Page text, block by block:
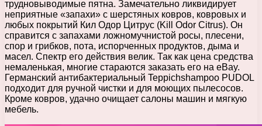
трудновыводимые пятна. Замечательно ликвидирует
неприятные «запахи» с шерстяных ковров, ковровых и
любых покрытий Кил Одор Цитрус (Kill Odor Citrus). Он
справится с запахами ложномучнистой росы, плесени,
спор и грибков, пота, испорченных продуктов, дыма и
масел. Спектр его действия велик. Так как цена средства
немаленькая, многие стараются заказать его на eBay.
Германский антибактериальный Teppichshampoo PUDOL
подходит для ручной чистки и для моющих пылесосов.
Кроме ковров, удачно очищает салоны машин и мягкую
мебель.